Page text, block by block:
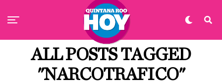
ALL POSTS TAGGED
"NARCOTRAFICO"